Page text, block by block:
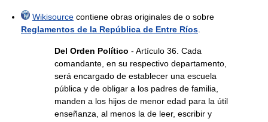
Wikisource contiene obras originales de o sobre
Reglamentos de la República de Entre Ríos.
Del Orden Político - Artículo 36. Cada
comandante, en su respectivo departamento,
será encargado de establecer una escuela
pública y de obligar a los padres de familia,
manden a los hijos de menor edad para la útil
enseñanza, al menos la de leer, escribir y